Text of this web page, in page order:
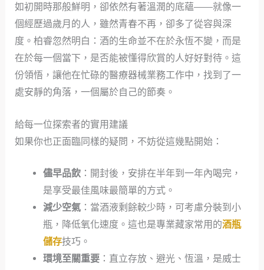
如初開時那般鮮明，卻依然有著溫潤的底蘊——就像一
個經歷過歲月的人，雖然青春不再，卻多了從容與深
度。柏睿忽然明白：酒的生命並不在於永恆不變，而是
在於每一個當下，是否能被懂得欣賞的人好好對待。這
份領悟，讓他在忙碌的醫療器械業務工作中，找到了一
處安靜的角落，一個屬於自己的節奏。
給每一位探索者的實用建議
如果你也正面臨同樣的疑問，不妨從這幾點開始：
儘早品飲：開封後，安排在半年到一年內喝完，
是享受最佳風味最簡單的方式。
減少空氣：當酒液剩餘較少時，可考慮分裝到小
瓶，降低氧化速度。這也是專業藏家常用的酒瓶
儲存技巧。
環境至關重要：直立存放、避光、恆溫，是威士